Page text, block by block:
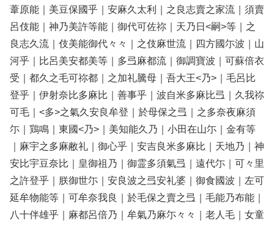
葦原能｜美豆保國乎｜安麻久太利｜之良志賣之家流｜須賣
呂伎能｜神乃美許等能｜御代可佐祢｜天乃日<嗣>等｜之
良志久流｜伎美能御代々々｜之伎麻世流｜四方國尓波｜山
河乎｜比呂美安都美等｜多弖麻都流｜御調寶波｜可蘇倍衣
受｜都久之毛可祢都｜之加礼騰母｜吾大王<乃>｜毛呂比
登乎｜伊射奈比多麻比｜善事乎｜波自米多麻比弖｜久我祢
可毛｜<多>之氣久安良牟登｜於母保之弖｜之多奈夜麻須
尓｜鶏鳴｜東國<乃>｜美知能久乃｜小田在山尓｜金有等
｜麻宇之多麻敝礼｜御心乎｜安吉良米多麻比｜天地乃｜神
安比宇豆奈比｜皇御祖乃｜御霊多須氣弖｜遠代尓｜可々里
之許登乎｜朕御世尓｜安良波之弖安礼婆｜御食國波｜左可
延牟物能等｜可牟奈我良｜於毛保之賣之弖｜毛能乃布能｜
八十伴雄乎｜麻都呂倍乃｜牟氣乃麻尓々々｜老人毛｜女童